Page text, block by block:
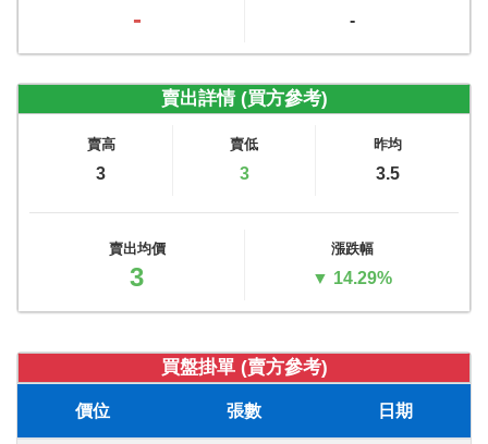
- -
賣出詳情 (買方參考)
賣高
3
賣低
3
昨均
3.5
賣出均價
3
漲跌幅
▼ 14.29%
買盤掛單 (賣方參考)
價位 張數 日期